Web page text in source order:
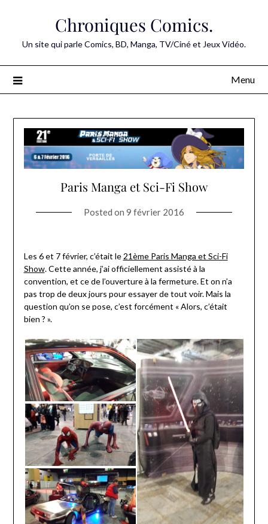
Chroniques Comics.
Un site qui parle Comics, BD, Manga, TV/Ciné et Jeux Vidéo.
Menu
Paris Manga et Sci-Fi Show
Posted on 9 février 2016
Les 6 et 7 février, c’était le 21ème Paris Manga et Sci-Fi
Show. Cette année, j’ai officiellement assisté à la
convention, et ce de l’ouverture à la fermeture. Et on n’a
pas trop de deux jours pour essayer de tout voir. Mais la
question qu’on se pose, c’est forcément « Alors, c’était
bien ? ».